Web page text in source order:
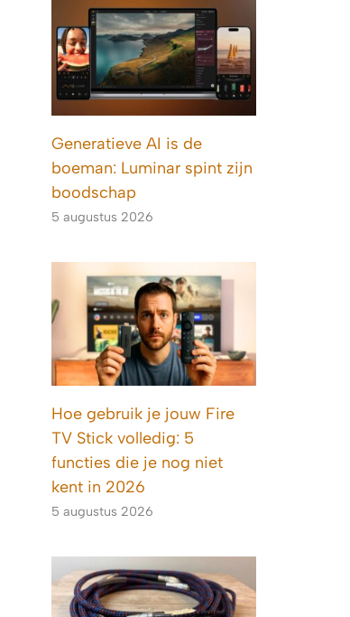
Generatieve AI is de
boeman: Luminar spint zijn
boodschap
5 augustus 2026
Hoe gebruik je jouw Fire
TV Stick volledig: 5
functies die je nog niet
kent in 2026
5 augustus 2026